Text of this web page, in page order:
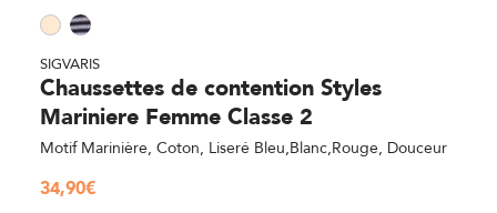
SIGVARIS
Chaussettes de contention Styles
Mariniere Femme Classe 2
Motif Marinière, Coton, Liseré Bleu,Blanc,Rouge, Douceur
34,90€